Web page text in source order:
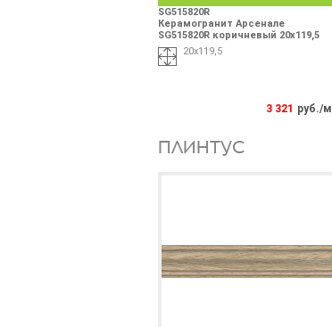
SG515820R
Керамогранит Арсенале
SG515820R коричневый 20x119,5
20x119,5
3 321 руб./м
ПЛИНТУС